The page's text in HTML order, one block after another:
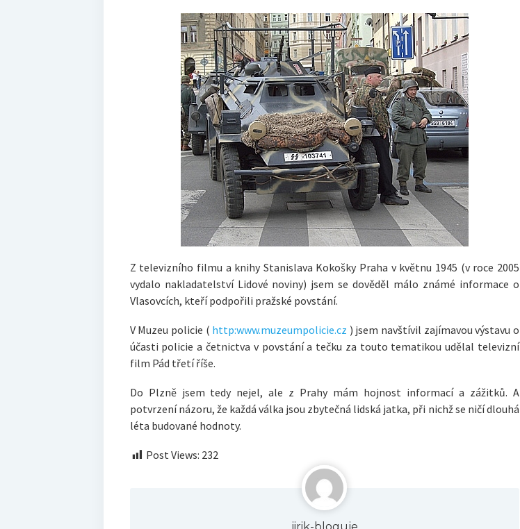
Z televizního filmu a knihy Stanislava Kokošky Praha v květnu 1945 (v roce 2005
vydalo nakladatelství Lidové noviny) jsem se dověděl málo známé informace o
Vlasovcích, kteří podpořili pražské povstání.
V Muzeu policie ( http:www.muzeumpolicie.cz ) jsem navštívil zajímavou výstavu o
účasti policie a četnictva v povstání a tečku za touto tematikou udělal televizní
film Pád třetí říše.
Do Plzně jsem tedy nejel, ale z Prahy mám hojnost informací a zážitků. A
potvrzení názoru, že každá válka jsou zbytečná lidská jatka, při nichž se ničí dlouhá
léta budované hodnoty.
Post Views: 232